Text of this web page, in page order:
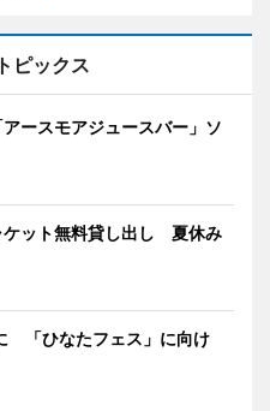
ピックス
ースモアジュースバー」ソ
ケット無料貸し出し 夏休み
「ひなたフェス」に向け